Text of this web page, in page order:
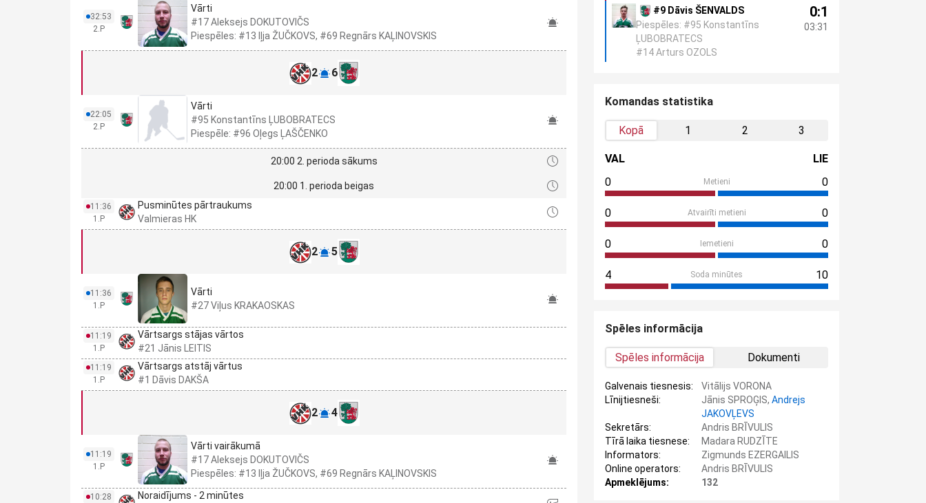
32:53
2.P
Vārti
#17 Aleksejs DOKUTOVIČS
Piespēles: #13 Iļja ŽUČKOVS, #69 Regnārs KAĻINOVSKIS
2 6
22:05
2.P
Vārti
#95 Konstantīns ĻUBOBRATECS
Piespēle: #96 Oļegs ĻAŠČENKO
20:00 2. perioda sākums
20:00 1. perioda beigas
11:36
1.P
Pusminūtes pārtraukums
Valmieras HK
2 5
11:36
1.P
Vārti
#27 Viļus KRAKAOSKAS
11:19
1.P
Vārtsargs stājas vārtos
#21 Jānis LEITIS
11:19
1.P
Vārtsargs atstāj vārtus
#1 Dāvis DAKŠA
2 4
11:19
1.P
Vārti vairākumā
#17 Aleksejs DOKUTOVIČS
Piespēles: #13 Iļja ŽUČKOVS, #69 Regnārs KAĻINOVSKIS
10:28
Noraidījums - 2 minūtes
#9 Dāvis ŠENVALDS
Piespēles: #95 Konstantīns
ĻUBOBRATECS
#14 Arturs OZOLS
0:1
03:31
Komandas statistika
Kopā 1 2 3
VAL
LIE
0
Metieni 0
0 Atvairīti metieni 0
0 Iemetieni 0
4 Soda minūtes 10
Spēles informācija
Spēles informācija Dokumenti
Galvenais tiesnesis:
Vitālijs VORONA
Līnijtiesneši:
Jānis SPROĢIS, Andrejs
JAKOVĻEVS
Sekretārs:
Andris BRĪVULIS
Tīrā laika tiesnese:
Madara RUDZĪTE
Informators:
Zigmunds EZERGAILIS
Online operators:
Andris BRĪVULIS
Apmeklējums:
132